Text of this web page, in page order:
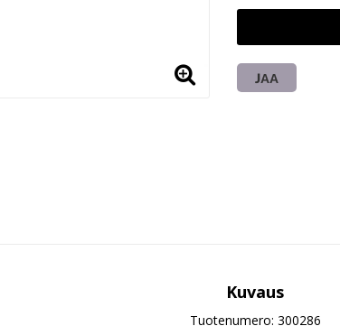
JAA
Kuvaus
Tuotenumero: 300286